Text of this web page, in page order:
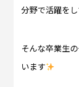
分野で活躍を
そんな卒業生
います